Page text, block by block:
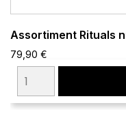
Assortiment Rituals
79,90 €